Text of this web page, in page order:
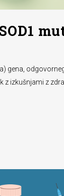
gena,
izkušnjami z